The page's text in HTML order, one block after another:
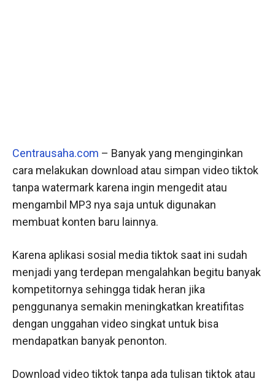
Centrausaha.com – Banyak yang menginginkan
cara melakukan download atau simpan video tiktok
tanpa watermark karena ingin mengedit atau
mengambil MP3 nya saja untuk digunakan
membuat konten baru lainnya.
Karena aplikasi sosial media tiktok saat ini sudah
menjadi yang terdepan mengalahkan begitu banyak
kompetitornya sehingga tidak heran jika
penggunanya semakin meningkatkan kreatifitas
dengan unggahan video singkat untuk bisa
mendapatkan banyak penonton.
Download video tiktok tanpa ada tulisan tiktok atau